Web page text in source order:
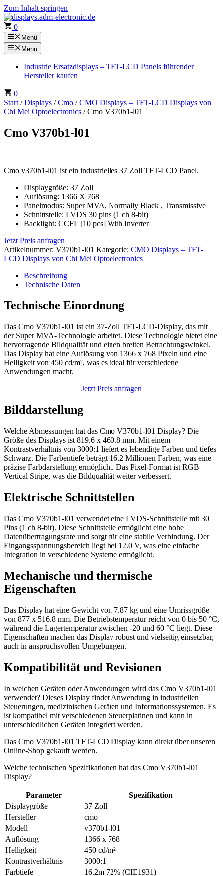
Zum Inhalt springen
0
Menü
Menü
Industrie Ersatzdisplays – TFT-LCD Panels führender
Hersteller kaufen
0
Start /Displays /Cmo /CMO Displays – TFT-LCD Displays von
Chi Mei Optoelectronics / Cmo V370b1-l01
Cmo V370b1-l01
Cmo v370b1-l01 ist ein industrielles 37 Zoll TFT-LCD Panel.
Displaygröße: 37 Zoll
Auflösung: 1366 X 768
Panelmodus: Super MVA, Normally Black , Transmissive
Schnittstelle: LVDS 30 pins (1 ch 8-bit)
Backlight: CCFL [10 pcs] With Inverter
Jetzt Preis anfragen
Artikelnummer: V370b1-l01 Kategorie: CMO Displays – TFT-
LCD Displays von Chi Mei Optoelectronics
Beschreibung
Technische Daten
Technische Einordnung
Das Cmo V370b1-l01 ist ein 37-Zoll TFT-LCD-Display, das mit
der Super MVA-Technologie arbeitet. Diese Technologie bietet eine
hervorragende Bildqualität und einen breiten Betrachtungswinkel.
Das Display hat eine Auflösung von 1366 x 768 Pixeln und eine
Helligkeit von 450 cd/m², was es ideal für verschiedene
Anwendungen macht.
Jetzt Preis anfragen
Bilddarstellung
Welche Abmessungen hat das Cmo V370b1-l01 Display? Die
Größe des Displays ist 819.6 x 460.8 mm. Mit einem
Kontrastverhältnis von 3000:1 liefert es lebendige Farben und tiefes
Schwarz. Die Farbentiefe beträgt 16.2 Millionen Farben, was eine
präzise Farbdarstellung ermöglicht. Das Pixel-Format ist RGB
Vertical Stripe, was die Bildqualität weiter verbessert.
Elektrische Schnittstellen
Das Cmo V370b1-l01 verwendet eine LVDS-Schnittstelle mit 30
Pins (1 ch 8-bit). Diese Schnittstelle ermöglicht eine hohe
Datenübertragungsrate und sorgt für eine stabile Verbindung. Der
Eingangsspannungsbereich liegt bei 12.0 V, was eine einfache
Integration in verschiedene Systeme ermöglicht.
Mechanische und thermische
Eigenschaften
Das Display hat eine Gewicht von 7.87 kg und eine Umrissgröße
von 877 x 516.8 mm. Die Betriebstemperatur reicht von 0 bis 50 °C,
während die Lagertemperatur zwischen -20 und 60 °C liegt. Diese
Eigenschaften machen das Display robust und vielseitig einsetzbar,
auch in anspruchsvollen Umgebungen.
Kompatibilität und Revisionen
In welchen Geräten oder Anwendungen wird das Cmo V370b1-l01
verwendet? Dieses Display findet Anwendung in industriellen
Steuerungen, medizinischen Geräten und Informationssystemen. Es
ist kompatibel mit verschiedenen Steuerplatinen und kann in
unterschiedlichen Geräten integriert werden.
Das Cmo V370b1-l01 TFT-LCD Display kann direkt über unseren
Online-Shop gekauft werden.
Welche technischen Spezifikationen hat das Cmo V370b1-l01
Display?
Parameter
Spezifikation
Displaygröße
37 Zoll
Hersteller
cmo
Modell
v370b1-l01
Auflösung
1366 x 768
Helligkeit
450 cd/m²
Kontrastverhältnis
3000:1
Farbtiefe
16.2m 72% (CIE1931)